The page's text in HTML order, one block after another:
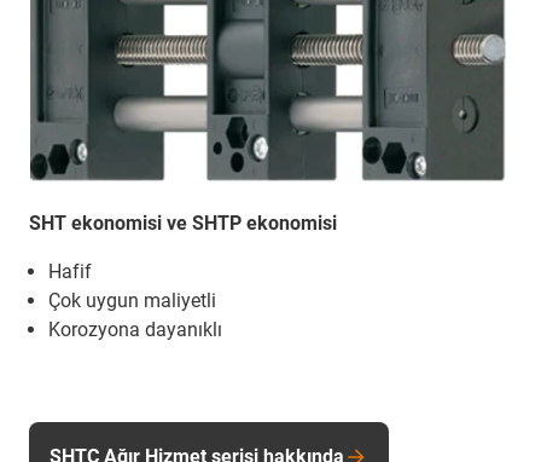
SHT ekonomisi ve SHTP ekonomisi
Hafif
Çok uygun maliyetli
Korozyona dayanıklı
SHTC Ağır Hizmet serisi hakkında